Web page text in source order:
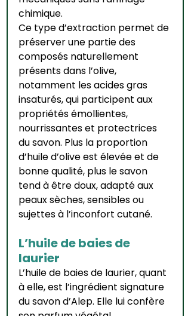
chimique.
Ce type d’extraction permet de
préserver une partie des
composés naturellement
présents dans l’olive,
notamment les acides gras
insaturés, qui participent aux
propriétés émollientes,
nourrissantes et protectrices
du savon. Plus la proportion
d’huile d’olive est élevée et de
bonne qualité, plus le savon
tend à être doux, adapté aux
peaux sèches, sensibles ou
sujettes à l’inconfort cutané.
L’huile de baies de
laurier
L’huile de baies de laurier, quant
à elle, est l’ingrédient signature
du savon d’Alep. Elle lui confère